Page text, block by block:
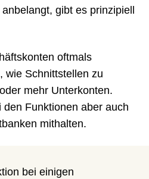
gibt es prinzipiell
oftmals
wie Schnittstellen zu
mehr Unterkonten.
Funktionen aber auch
mithalten.
bei einigen